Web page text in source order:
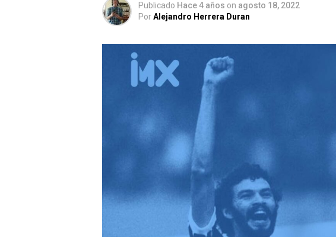
Publicado Hace 4 años on agosto 18, 2022
PorAlejandro Herrera Duran